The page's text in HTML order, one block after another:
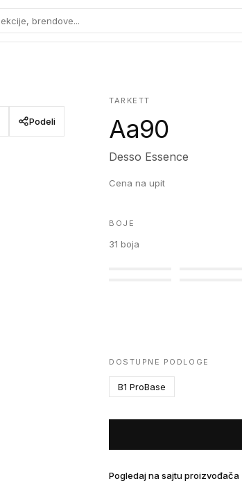
brendove...
Podeli
TARKETT
Aa90
Desso Essence
Cena na upit
BOJE
31 boja
DOSTUPNE PODLOGE
B1 ProBase
Pogledaj na sajtu proizvođača